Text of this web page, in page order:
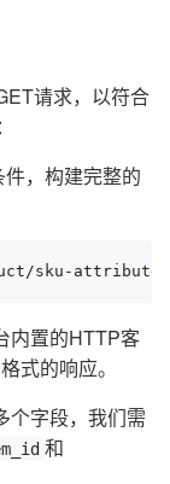
请求，以符合
，构建完整的
sku-attribute-
内置的HTTP客
式的响应。
个字段，我们需
和